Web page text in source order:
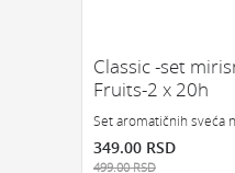
Classic -set
Fruits-2 x 20h
Set aromatičnih sveća
349.00 RSD
499.00 RSD